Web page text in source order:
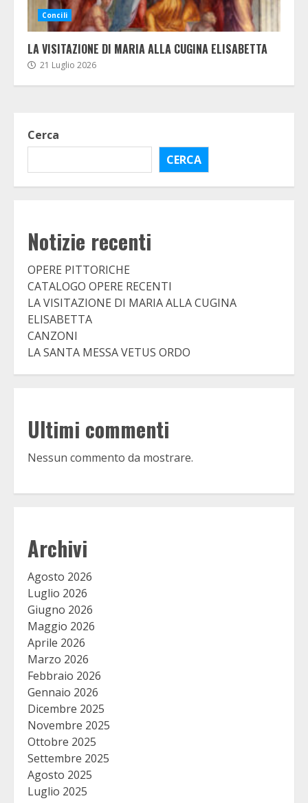
Concili
LA VISITAZIONE DI MARIA ALLA CUGINA ELISABETTA
21 Luglio 2026
Cerca
CERCA
Notizie recenti
OPERE PITTORICHE
CATALOGO OPERE RECENTI
LA VISITAZIONE DI MARIA ALLA CUGINA
ELISABETTA
CANZONI
LA SANTA MESSA VETUS ORDO
Ultimi commenti
Nessun commento da mostrare.
Archivi
Agosto 2026
Luglio 2026
Giugno 2026
Maggio 2026
Aprile 2026
Marzo 2026
Febbraio 2026
Gennaio 2026
Dicembre 2025
Novembre 2025
Ottobre 2025
Settembre 2025
Agosto 2025
Luglio 2025